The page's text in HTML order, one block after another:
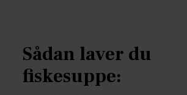
Sådan laver du
fiskesuppe: